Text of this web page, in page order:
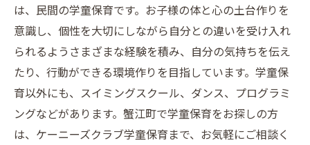
は、民間の学童保育です。お子様の体と心の土台作りを
意識し、個性を大切にしながら自分との違いを受け入れ
られるようさまざまな経験を積み、自分の気持ちを伝え
たり、行動ができる環境作りを目指しています。学童保
育以外にも、スイミングスクール、ダンス、プログラミ
ングなどがあります。蟹江町で学童保育をお探しの方
は、ケーニーズクラブ学童保育まで、お気軽にご相談く